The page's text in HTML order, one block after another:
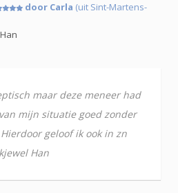
door Carla (uit Sint-Martens-
maar deze meneer had
mijn situatie goed zonder
geloof ik ook in zn
Han